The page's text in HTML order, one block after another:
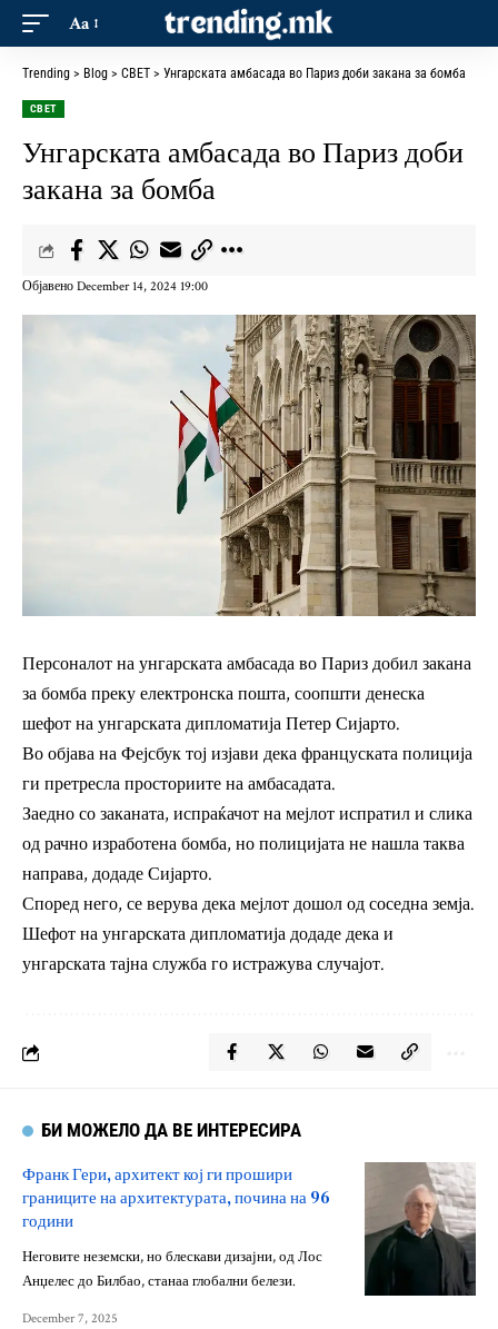
Aa
Trending > Blog > СВЕТ > Унгарската амбасада во Париз доби закана за бомба
СВЕТ
Унгарската амбасада во Париз доби
закана за бомба
Објавено December 14, 2024 19:00
Персоналот на унгарската амбасада во Париз добил закана
за бомба преку електронска пошта, соопшти денеска
шефот на унгарската дипломатија Петер Сијарто.
Во објава на Фејсбук тој изјави дека француската полиција
ги претресла просториите на амбасадата.
Заедно со заканата, испраќачот на мејлот испратил и слика
од рачно изработена бомба, но полицијата не нашла таква
направа, додаде Сијарто.
Според него, се верува дека мејлот дошол од соседна земја.
Шефот на унгарската дипломатија додаде дека и
унгарската тајна служба го истражува случајот.
БИ МОЖЕЛО ДА ВЕ ИНТЕРЕСИРА
Франк Гери, архитект кој ги прошири
границите на архитектурата, почина на 96
години
Неговите неземски, но блескави дизајни, од Лос
Анџелес до Билбао, станаа глобални белези.
December 7, 2025